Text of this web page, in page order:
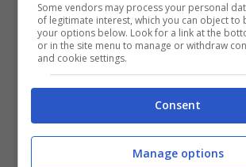
direttamente (Ansa Notizie.com)
Some vendors may process your personal
of legitimate interest, which you can object to
your options below. Look for a link at the
or in the site menu to manage or withdraw
and cookie settings.
Consent
Manage options